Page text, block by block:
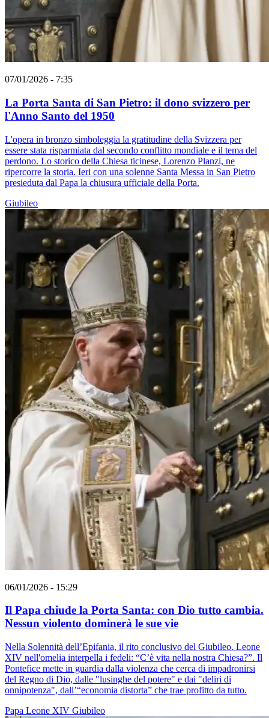
07/01/2026 - 7:35
La Porta Santa di San Pietro: il dono svizzero per
l'Anno Santo del 1950
L'opera in bronzo simboleggia la gratitudine della Svizzera per
essere stata risparmiata dal secondo conflitto mondiale e il tema del
perdono. Lo storico della Chiesa ticinese, Lorenzo Planzi, ne
ripercorre la storia. Ieri con una solenne Santa Messa in San Pietro
presieduta dal Papa la chiusura ufficiale della Porta.
Giubileo
06/01/2026 - 15:29
Il Papa chiude la Porta Santa: con Dio tutto cambia.
Nessun violento dominerà le sue vie
Nella Solennità dell’Epifania, il rito conclusivo del Giubileo. Leone
XIV nell'omelia interpella i fedeli: “C’è vita nella nostra Chiesa?”. Il
Pontefice mette in guardia dalla violenza che cerca di impadronirsi
del Regno di Dio, dalle "lusinghe del potere" e dai "deliri di
onnipotenza", dall’“economia distorta” che trae profitto da tutto.
Papa Leone XIV Giubileo